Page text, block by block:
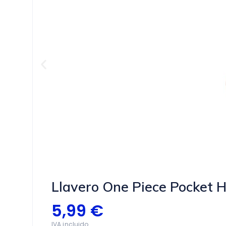
Llavero One Piece Pocket
5,99 €